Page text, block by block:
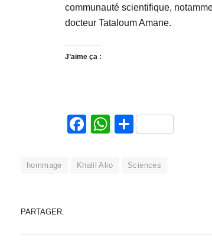
communauté scientifique,
docteur Tataloum Amane.
J’aime ça :
Facebook
WhatsApp
Partager
hommage Khalil Alio Sciences
PARTAGER.